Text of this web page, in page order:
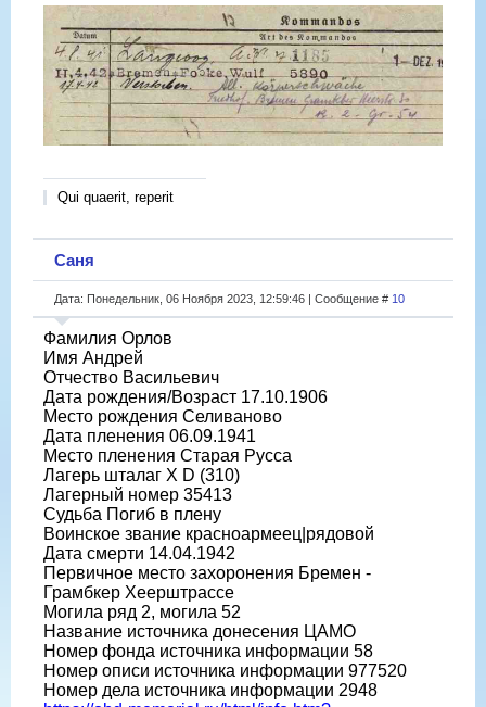
Qui quaerit, reperit
Саня
Дата: Понедельник, 06 Ноября 2023, 12:59:46 | Сообщение # 10
Фамилия Орлов
Имя Андрей
Отчество Васильевич
Дата рождения/Возраст 17.10.1906
Место рождения Селиваново
Дата пленения 06.09.1941
Место пленения Старая Русса
Лагерь шталаг X D (310)
Лагерный номер 35413
Судьба Погиб в плену
Воинское звание красноармеец|рядовой
Дата смерти 14.04.1942
Первичное место захоронения Бремен -
Грамбкер Хеерштрассе
Могила ряд 2, могила 52
Название источника донесения ЦАМО
Номер фонда источника информации 58
Номер описи источника информации 977520
Номер дела источника информации 2948